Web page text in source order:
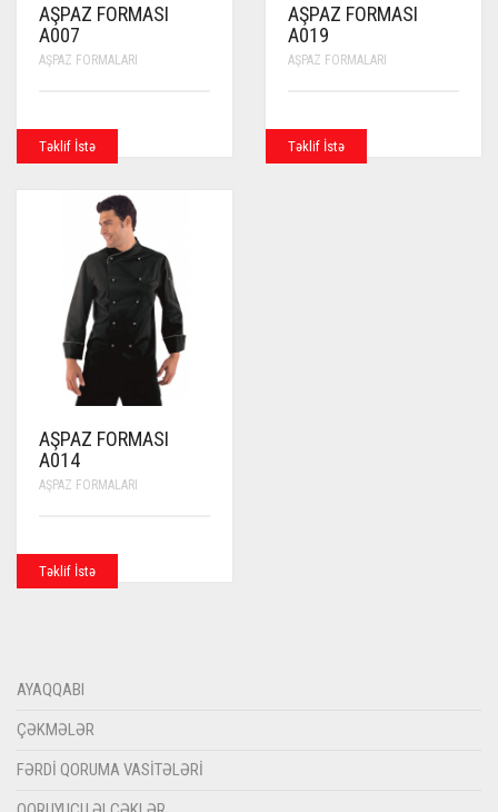
AŞPAZ FORMASI
A007
AŞPAZ FORMALARI
Təklif İstə
AŞPAZ FORMASI
A019
AŞPAZ FORMALARI
Təklif İstə
AŞPAZ FORMASI
A014
AŞPAZ FORMALARI
Təklif İstə
AYAQQABI
ÇƏKMƏLƏR
FƏRDI QORUMA VASITƏLƏRI